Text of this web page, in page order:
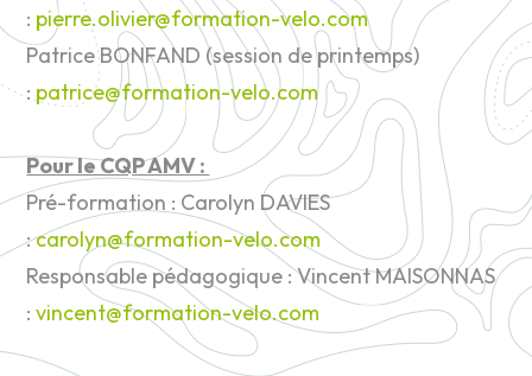
: pierre.olivier@formation-velo.com
Patrice BONFAND (session de printemps)
: patrice@formation-velo.com
Pour le CQP AMV :
Pré-formation : Carolyn DAVIES
:carolyn@formation-velo.com
Responsable pédagogique : Vincent MAISONNAS
:vincent@formation-velo.com